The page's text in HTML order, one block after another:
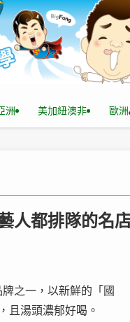
洲 美加紐澳非 歐洲
人都排隊的名
之一，以新鮮的「國
且湯頭濃郁好喝。